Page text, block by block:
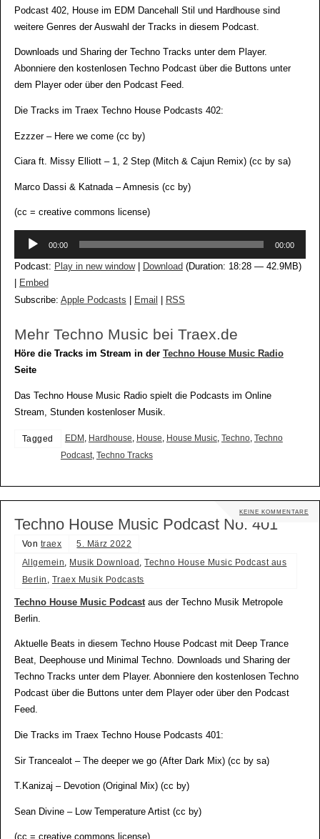
Podcast 402, House im EDM Dancehall Stil und Hardhouse sind
weitere Genres der Auswahl der Tracks in diesem Podcast.
Downloads und Sharing der Techno Tracks unter dem Player.
Abonniere den kostenlosen Techno Podcast über die Buttons unter
dem Player oder über den Podcast Feed.
Die Tracks im Traex Techno House Podcasts 402:
Ezzzer – Here we come (cc by)
Ciara ft. Missy Elliott – 1, 2 Step (Mitch & Cajun Remix) (cc by sa)
Marco Dassi & Katnada – Amnesis (cc by)
(cc = creative commons license)
Audio-
00:00 00:00
Podcast: Play in new window| Download (Duration: 18:28 — 42.9MB)
Embed
Subscribe: Apple Podcasts Email RSS
Mehr Techno Music bei Traex.de
Höre die Tracks im Stream in der Techno House Music Radio
Seite
Das Techno House Music Radio spielt die Podcasts im Online
Stream, Stunden kostenloser Musik.
Tagged EDM , Hardhouse, House, House Music, Techno, Techno
Podcast, Techno Tracks
KEINE KOMMENTARE
Techno House Music Podcast No. 401
Von traex
5. März 2022
Allgemein, Musik Download,Techno House Music Podcast aus
Berlin , Traex Musik Podcasts
Techno House Music Podcastaus der Techno Musik Metropole
Berlin.
Aktuelle Beats in diesem Techno House Podcast mit Deep Trance
Beat, Deephouse und Minimal Techno. Downloads und Sharing der
Techno Tracks unter dem Player. Abonniere den kostenlosen Techno
Podcast über die Buttons unter dem Player oder über den Podcast
Feed.
Die Tracks im Traex Techno House Podcasts 401:
Sir Trancealot – The deeper we go (After Dark Mix) (cc by sa)
T.Kanizaj – Devotion (Original Mix) (cc by)
Sean Divine – Low Temperature Artist (cc by)